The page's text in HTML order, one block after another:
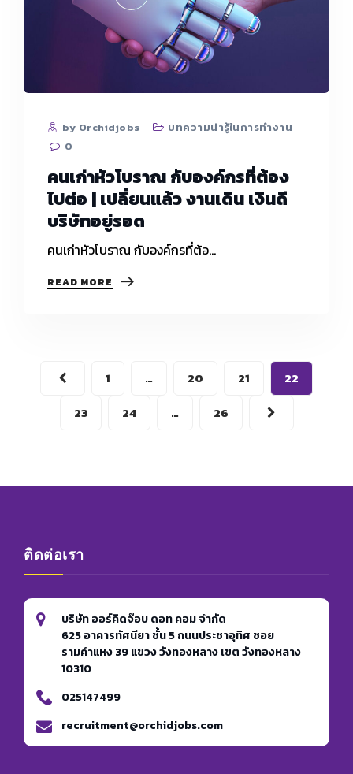
by Orchidjobs
บทความน่ารู้ในการทำงาน
0
คนเก่าหัวโบราณ กับองค์กรที่ต้อง
ไปต่อ | เปลี่ยนแล้ว งานเดิน เงินดี
บริษัทอยู่รอด
คนเก่าหัวโบราณ กับองค์กรที่ต้อ…
READ MORE คน
ต่อ
1 … 20 21
22
23
24 … 26
ติดต่อเรา
บริษัท ออร์คิดจ๊อบ ดอท คอม จำกัด
625 อาคารทัศนียา ชั้น 5 ถนนประชาอุทิศ ซอย
รามคำแหง 39 แขวง วังทองหลาง เขต วังทองหลาง
10310
025147499
recruitment@orchidjobs.com